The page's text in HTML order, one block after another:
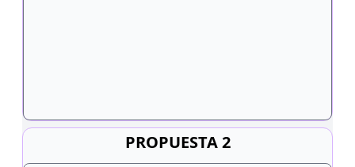
PROPUESTA 2